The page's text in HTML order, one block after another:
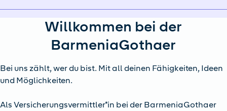
Willkommen bei der
BarmeniaGothaer
Bei uns zählt, wer du bist. Mit all deinen Fähigkeiten, Ideen
und Möglichkeiten.
Als Versicherungsvermittler*in bei der BarmeniaGothaer